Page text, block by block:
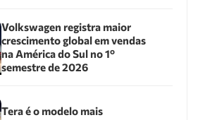
Volkswagen registra maior
crescimento global em vendas
na América do Sul no 1º
semestre de 2026
Tera é o modelo mais